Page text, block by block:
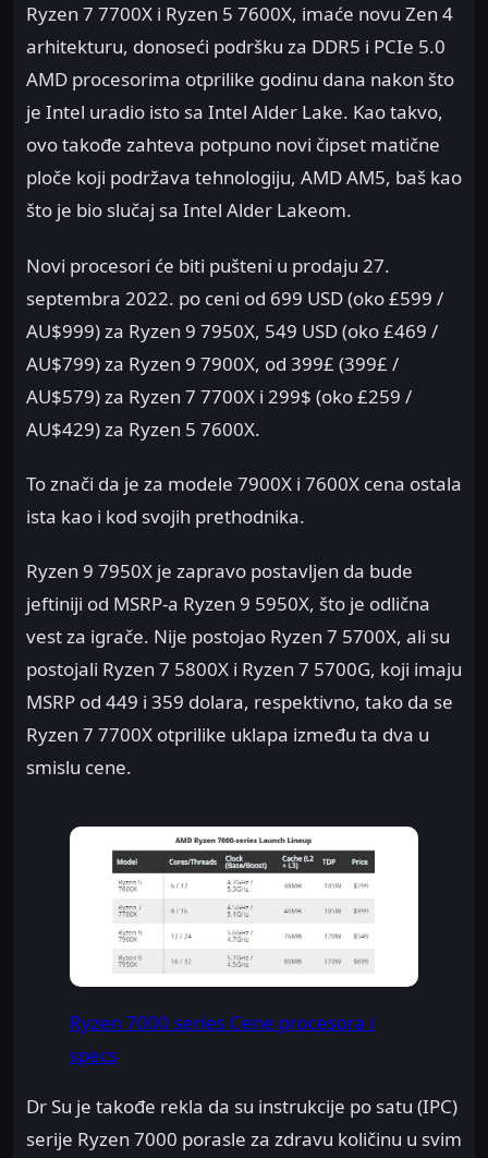
Ryzen 7 7700X i Ryzen 5 7600X, imaće novu Zen 4
arhitekturu, donoseći podršku za DDR5 i PCIe 5.0
AMD procesorima otprilike godinu dana nakon što
je Intel uradio isto sa Intel Alder Lake. Kao takvo,
ovo takođe zahteva potpuno novi čipset matične
ploče koji podržava tehnologiju, AMD AM5, baš kao
što je bio slučaj sa Intel Alder Lakeom.
Novi procesori će biti pušteni u prodaju 27.
septembra 2022. po ceni od 699 USD (oko £599 /
AU$999) za Ryzen 9 7950X, 549 USD (oko £469 /
AU$799) za Ryzen 9 7900X, od 399£ (399£ /
AU$579) za Ryzen 7 7700X i 299$ (oko £259 /
AU$429) za Ryzen 5 7600X.
To znači da je za modele 7900X i 7600X cena ostala
ista kao i kod svojih prethodnika.
Ryzen 9 7950X je zapravo postavljen da bude
jeftiniji od MSRP-a Ryzen 9 5950X, što je odlična
vest za igrače. Nije postojao Ryzen 7 5700X, ali su
postojali Ryzen 7 5800X i Ryzen 7 5700G, koji imaju
MSRP od 449 i 359 dolara, respektivno, tako da se
Ryzen 7 7700X otprilike uklapa između ta dva u
smislu cene.
Ryzen 7000 series Cene procesora i
specs
Dr Su je takođe rekla da su instrukcije po satu (IPC)
serije Ryzen 7000 porasle za zdravu količinu u svim